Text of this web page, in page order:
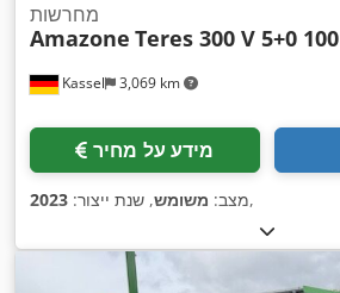
Kassel 3,069 km
מחרשות
Amazone Teres 300 V 5+0 100
מידע על מחיר
מצב: משומש, שנת ייצור: 2023 ,